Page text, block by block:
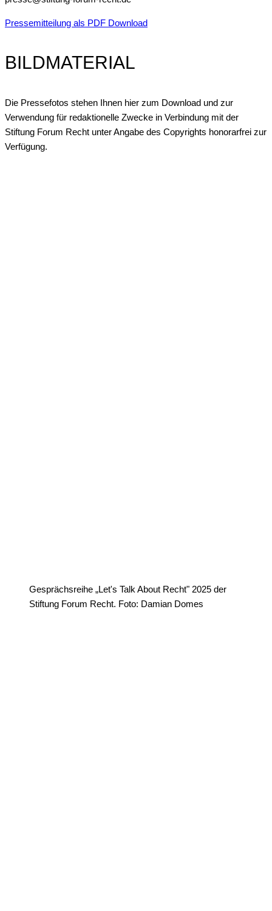
Pressemitteilung als PDF Download
BILDMATERIAL
Die Pressefotos stehen Ihnen hier zum Download und zur
Verwendung für redaktionelle Zwecke in Verbindung mit der
Stiftung Forum Recht unter Angabe des Copyrights honorarfrei zur
Verfügung.
Gesprächsreihe „Let's Talk About Recht" 2025 der
Stiftung Forum Recht. Foto: Damian Domes